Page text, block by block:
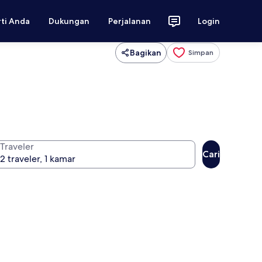
Anda Dukungan Perjalanan Login
Bagikan Simpan
Traveler
Cari